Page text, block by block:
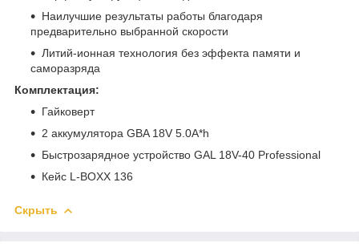
Наилучшие результаты работы благодаря
предварительно выбранной скорости
Литий-ионная технология без эффекта памяти и
саморазряда
Комплектация:
Гайковерт
2 аккумулятора GBA 18V 5.0A*h
Быстрозарядное устройство GAL 18V-40 Professional
Кейс L-BOXX 136
Скрыть